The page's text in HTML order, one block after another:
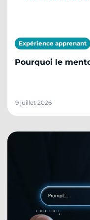
Expérience apprenant
Pourquoi le
9 juillet 2026